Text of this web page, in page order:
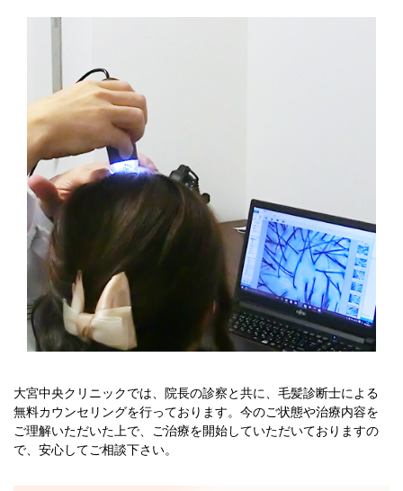
大宮中央クリニックでは、院長の診察と共に、毛髪診断士による
無料カウンセリングを行っております。今のご状態や治療内容を
ご理解いただいた上で、ご治療を開始していただいておりますの
で、安心してご相談下さい。